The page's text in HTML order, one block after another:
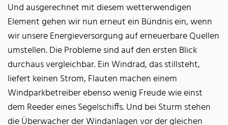
Und ausgerechnet mit diesem wetterwendigen
Element gehen wir nun erneut ein Bündnis ein, wenn
wir unsere Energieversorgung auf erneuerbare Quellen
umstellen. Die Probleme sind auf den ersten Blick
durchaus vergleichbar. Ein Windrad, das stillsteht,
liefert keinen Strom, Flauten machen einem
Windparkbetreiber ebenso wenig Freude wie einst
dem Reeder eines Segelschiffs. Und bei Sturm stehen
die Überwacher der Windanlagen vor der gleichen